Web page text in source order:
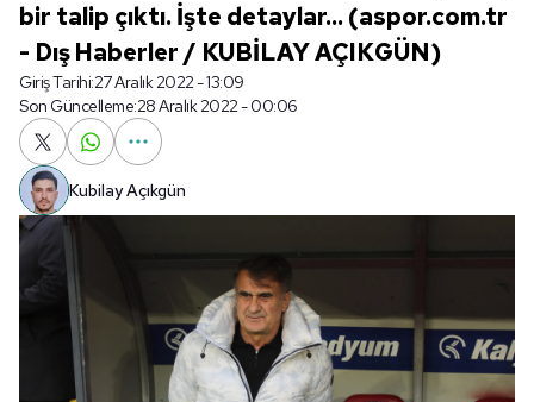
bir talip çıktı. İşte detaylar... (aspor.com.tr
- Dış Haberler / KUBİLAY AÇIKGÜN)
Giriş Tarihi:27 Aralık 2022 - 13:09
Son Güncelleme:28 Aralık 2022 - 00:06
Kubilay Açıkgün